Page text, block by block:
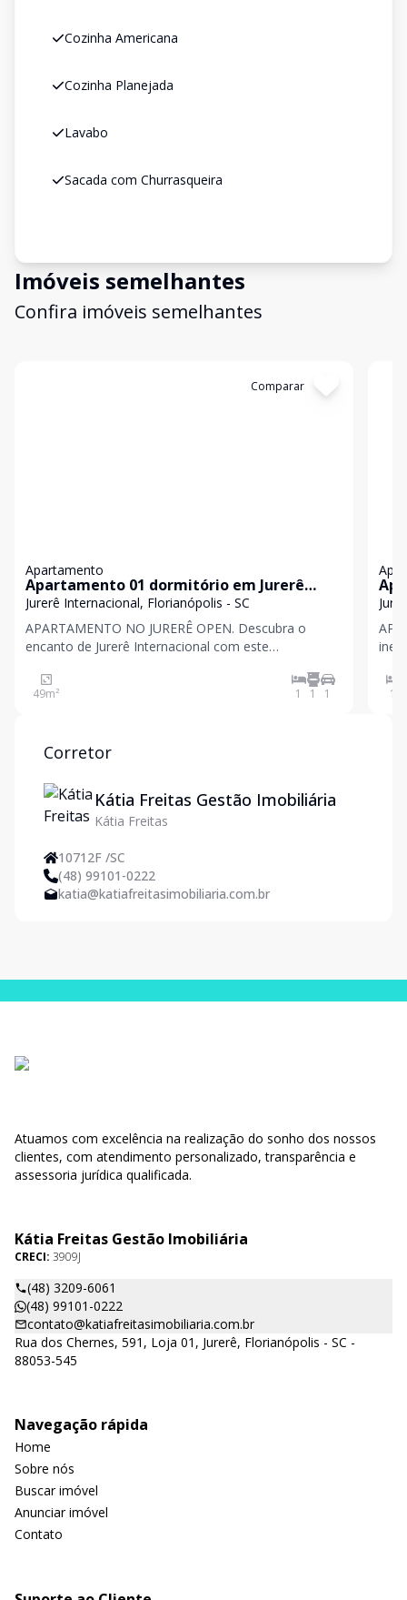
Cozinha Americana
Cozinha Planejada
Lavabo
Sacada com Churrasqueira
Imóveis semelhantes
Confira imóveis semelhantes
Comparar
Apartamento
Apartamento 01 dormitório em Jurerê
Interncaional
Jurerê Internacional, Florianópolis - SC
APARTAMENTO NO JURERÊ OPEN. Descubra o
encanto de Jurerê Internacional com este
localizado na Avenida dos Salm
49m² 1 1 1 1
Corretor
Kátia Freitas Gestão Imobiliária
Kátia Freitas
10712F /SC
(48) 99101-0222
katia@katiafreitasimobiliaria.com.br
Atuamos com excelência na realização do sonho dos nossos
clientes, com atendimento personalizado, transparência e
assessoria jurídica qualificada.
Kátia Freitas Gestão Imobiliária
CRECI: 3909J
(48) 3209-6061
(48) 99101-0222
contato@katiafreitasimobiliaria.com.br
Rua dos Chernes, 591, Loja 01, Jurerê, Florianópolis - SC -
88053-545
Navegação rápida
Home
Sobre nós
Buscar imóvel
Anunciar imóvel
Contato